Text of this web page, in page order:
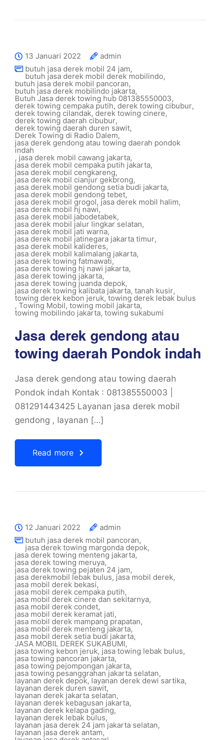
13 Januari 2022
admin
butuh jasa derek mobil 24 jam,
butuh jasa derek mobil derek mobilindo,
butuh jasa derek mobil pancoran,
butuh jasa derek mobilindo jakarta,
Butuh Jasa derek towing hub 081385550003,
derek towing cempaka putih, derek towing cibubur,
derek towing cilandak, derek towing cinere,
derek towing daerah cibubur,
derek towing daerah duren sawit,
Derek Towing di Radio Dalem,
jasa derek gendong atau towing daerah pondok
indah
, jasa derek mobil cawang jakarta,
jasa derek mobil cempaka putih jakarta,
jasa derek mobil cengkareng,
jasa derek mobil cianjur gekbrong,
jasa derek mobil gendong setia budi jakarta,
jasa derek mobil gendong tebet,
jasa derek mobil grogol, jasa derek mobil halim,
jasa derek mobil hj nawi,
jasa derek mobil jabodetabek,
jasa derek mobil jalur lingkar selatan,
jasa derek mobil jati warna,
jasa derek mobil jatinegara jakarta timur,
jasa derek mobil kalideres,
jasa derek mobil kalimalang jakarta,
jasa derek towing fatmawati,
jasa derek towing hj nawi jakarta,
jasa derek towing jakarta,
jasa derek towing juanda depok,
jasa derek towing kalibata jakarta, tanah kusir,
towing derek kebon jeruk,towing derek lebak bulus
, Towing Mobil, towing mobil jakarta,
towing mobilindo jakarta, towing sukabumi
Jasa derek gendong atau
towing daerah Pondok indah
Jasa derek gendong atau towing daerah
Pondok indah Kontak : 081385550003 |
081291443425 Layanan jasa derek mobil
gendong , layanan […]
Read more
12 Januari 2022
admin
butuh jasa derek mobil pancoran,
jasa derek towing margonda depok,
jasa derek towing menteng jakarta,
jasa derek towing meruya,
jasa derek towing pejaten 24 jam,
jasa derekmobil lebak bulus, jasa mobil derek,
jasa mobil derek bekasi,
jasa mobil derek cempaka putih,
jasa mobil derek cinere dan sekitarnya,
jasa mobil derek condet,
jasa mobil derek keramat jati,
jasa mobil derek mampang prapatan,
jasa mobil derek menteng jakarta,
jasa mobil derek setia budi jakarta,
JASA MOBIL DEREK SUKABUMI,
jasa towing kebon jeruk, jasa towing lebak bulus,
jasa towing pancoran jakarta,
jasa towing pejompongan jakarta,
jasa towing pesanggrahan jakarta selatan,
layanan derek depok, layanan derek dewi sartika,
layanan derek duren sawit,
layanan derek jakarta selatan,
layanan derek kebagusan jakarta,
layanan derek kelapa gading,
layanan derek lebak bulus,
layanan jasa derek 24 jam jakarta selatan,
layanan jasa derek antam,